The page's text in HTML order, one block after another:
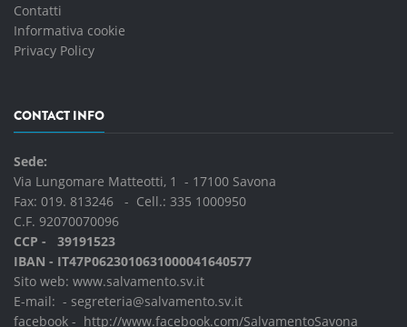
Contatti
Informativa cookie
Privacy Policy
CONTACT INFO
Sede:
Via Lungomare Matteotti, 1 - 17100 Savona
Fax: 019. 813246 - Cell.: 335 1000950
C.F. 92070070096
CCP - 39191523
IBAN - IT47P0623010631000041640577
Sito web: www.salvamento.sv.it
E-mail: - segreteria@salvamento.sv.it
facebook - http://www.facebook.com/SalvamentoSavona